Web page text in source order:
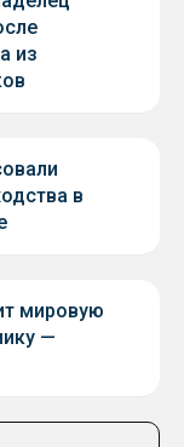
из
в
мировую
—